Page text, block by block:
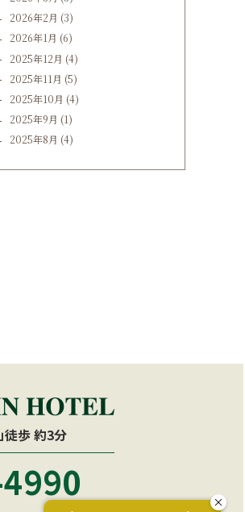
2026年2月 (3)
2026年1月 (6)
2025年12月 (4)
2025年11月 (5)
2025年10月 (4)
2025年9月 (1)
2025年8月 (4)
徒歩 約3分